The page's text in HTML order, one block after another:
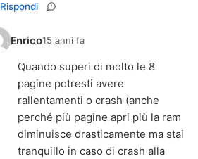
Rispondi
Enrico15 anni fa
Quando superi di molto le 8
pagine potresti avere
rallentamenti o crash (anche
perché più pagine apri più la ram
diminuisce drasticamente ma stai
tranquillo in caso di crash alla